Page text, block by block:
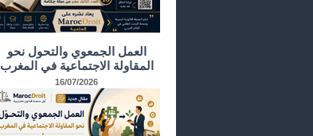
العمل الجمعوي والتحول نحو
المقاولة الاجتماعية في المغرب
16/07/2026